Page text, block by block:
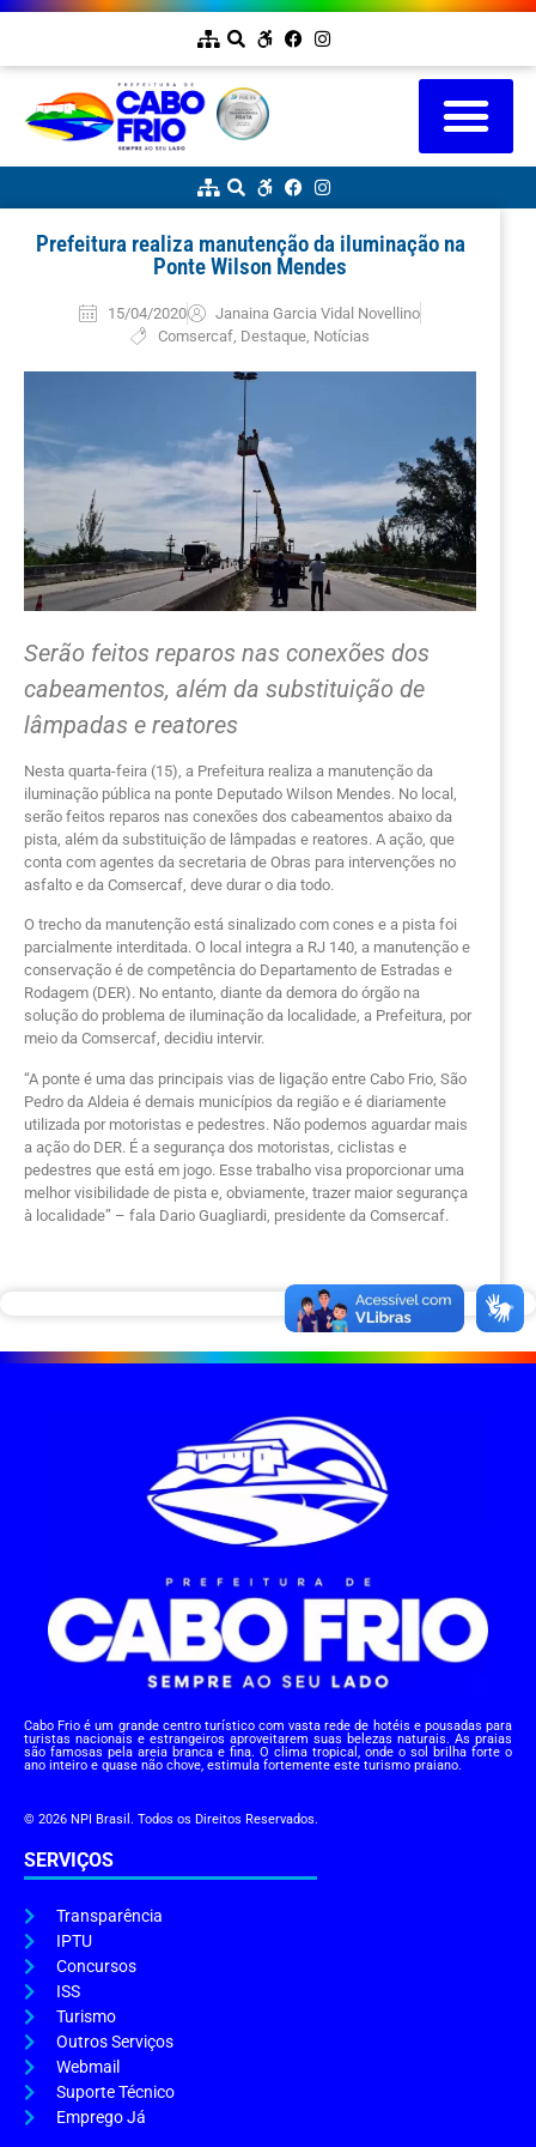
Prefeitura realiza manutenção da iluminação na
Ponte Wilson Mendes
15/04/2020
Janaina Garcia Vidal Novellino
Comsercaf Destaque Notícias
Serão feitos reparos nas conexões dos
cabeamentos, além da substituição de
lâmpadas e reatores
Nesta quarta-feira (15), a Prefeitura realiza a manutenção da
iluminação pública na ponte Deputado Wilson Mendes. No local,
serão feitos reparos nas conexões dos cabeamentos abaixo da
pista, além da substituição de lâmpadas e reatores. A ação, que
conta com agentes da secretaria de Obras para intervenções no
asfalto e da Comsercaf, deve durar o dia todo.
O trecho da manutenção está sinalizado com cones e a pista foi
parcialmente interditada. O local integra a RJ 140, a manutenção e
conservação é de competência do Departamento de Estradas e
Rodagem (DER). No entanto, diante da demora do órgão na
solução do problema de iluminação da localidade, a Prefeitura, por
meio da Comsercaf, decidiu intervir.
“A ponte é uma das principais vias de ligação entre Cabo Frio, São
Pedro da Aldeia é demais municípios da região e é diariamente
utilizada por motoristas e pedestres. Não podemos aguardar mais
a ação do DER. É a segurança dos motoristas, ciclistas e
pedestres que está em jogo. Esse trabalho visa proporcionar uma
melhor visibilidade de pista e, obviamente, trazer maior segurança
à localidade” – fala Dario Guagliardi, presidente da Comsercaf.
Cabo Frio é um grande centro turístico com vasta rede de hotéis e pousadas para
turistas nacionais e estrangeiros aproveitarem suas belezas naturais. As praias
são famosas pela areia branca e fina. O clima tropical, onde o sol brilha forte o
ano inteiro e quase não chove, estimula fortemente este turismo praiano.
© 2026 NPI Brasil. Todos os Direitos Reservados.
SERVIÇOS
Transparência
IPTU
Concursos
ISS
Turismo
Outros Serviços
Webmail
Suporte Técnico
Emprego Já